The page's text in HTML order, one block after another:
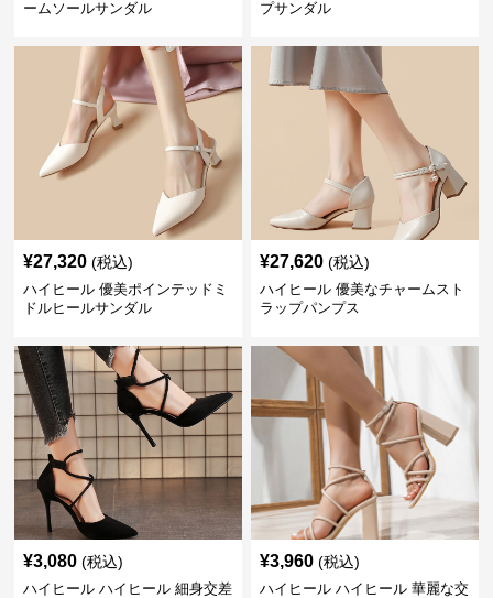
ームソールサンダル プサンダル
¥27,320 (税込)
ハイヒール 優美ポインテッドミ
ドルヒールサンダル
¥27,620 (税込)
ハイヒール 優美なチャームスト
ラップパンプス
¥3,080 (税込)
ハイヒール ハイヒール 細身交差
¥3,960 (税込)
ハイヒール ハイヒール 華麗な交